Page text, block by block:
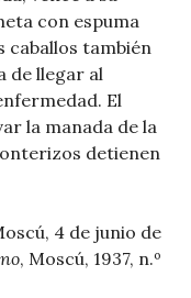
con espuma
caballos también
de llegar al
El
la manada de la
detienen
4 de junio de
, Moscú, 1937, n.º